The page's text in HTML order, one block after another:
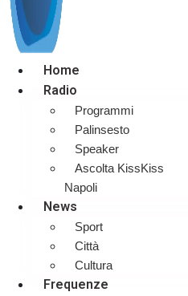
Home
Radio
Programmi
Palinsesto
Speaker
Ascolta KissKiss
Napoli
News
Sport
Città
Cultura
Frequenze